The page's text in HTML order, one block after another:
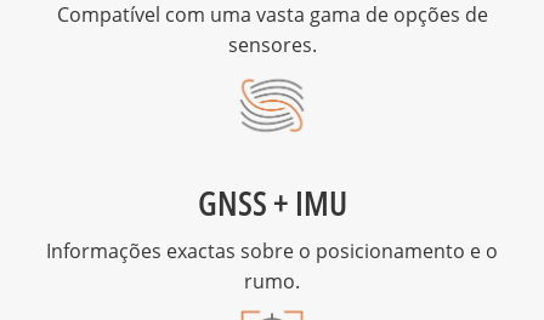
Compatível com uma vasta gama de opções de
sensores.
GNSS + IMU
Informações exactas sobre o posicionamento e o
rumo.